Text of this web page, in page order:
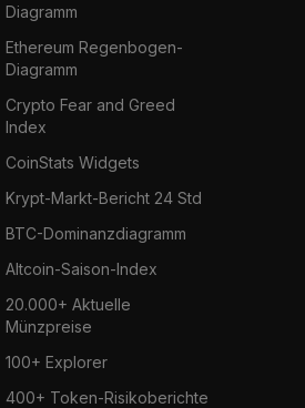
Diagramm
Ethereum Regenbogen-
Diagramm
Crypto Fear and Greed
Index
CoinStats Widgets
Krypt-Markt-Bericht 24 Std
BTC-Dominanzdiagramm
Altcoin-Saison-Index
20.000+ Aktuelle
Münzpreise
100+ Explorer
400+ Token-Risikoberichte